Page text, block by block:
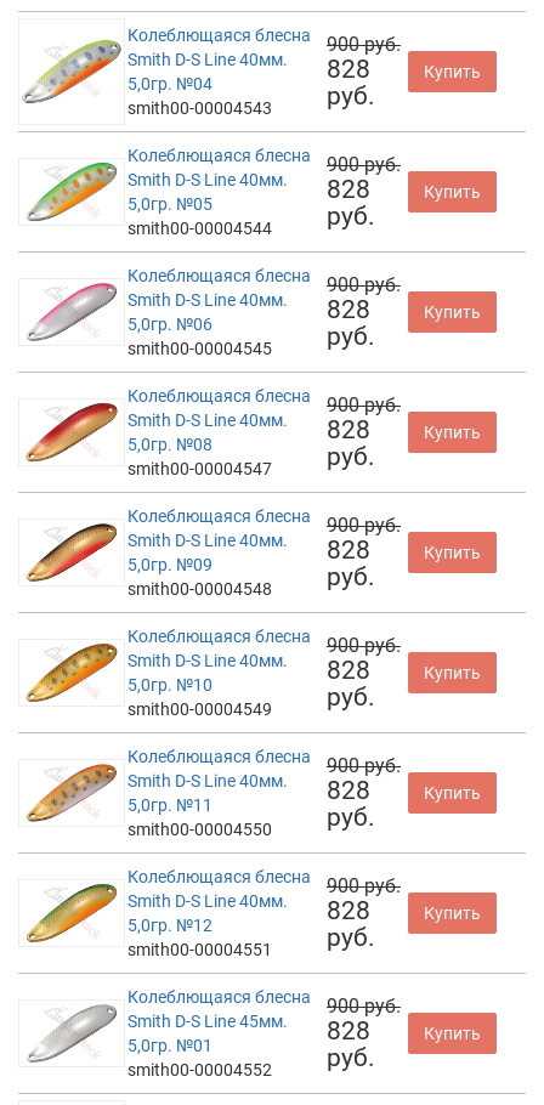
Колеблющаяся блесна
Smith D-S Line 40мм.
5,0гр. №04
smith00-00004543
900 руб.
828
руб.
Купить
Колеблющаяся блесна
Smith D-S Line 40мм.
5,0гр. №05
smith00-00004544
900 руб.
828
руб.
Купить
Колеблющаяся блесна
Smith D-S Line 40мм.
5,0гр. №06
smith00-00004545
900 руб.
828
руб.
Купить
Колеблющаяся блесна
Smith D-S Line 40мм.
5,0гр. №08
smith00-00004547
900 руб.
828
руб.
Купить
Колеблющаяся блесна
Smith D-S Line 40мм.
5,0гр. №09
smith00-00004548
900 руб.
828
руб.
Купить
Колеблющаяся блесна
Smith D-S Line 40мм.
5,0гр. №10
smith00-00004549
900 руб.
828
руб.
Купить
Колеблющаяся блесна
Smith D-S Line 40мм.
5,0гр. №11
smith00-00004550
900 руб.
828
руб.
Купить
Колеблющаяся блесна
Smith D-S Line 40мм.
5,0гр. №12
smith00-00004551
900 руб.
828
руб.
Купить
Колеблющаяся блесна
Smith D-S Line 45мм.
5,0гр. №01
smith00-00004552
900 руб.
828
руб.
Купить